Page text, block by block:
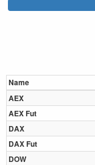
Name
AEX
AEX Fut
DAX
DAX Fut
DOW